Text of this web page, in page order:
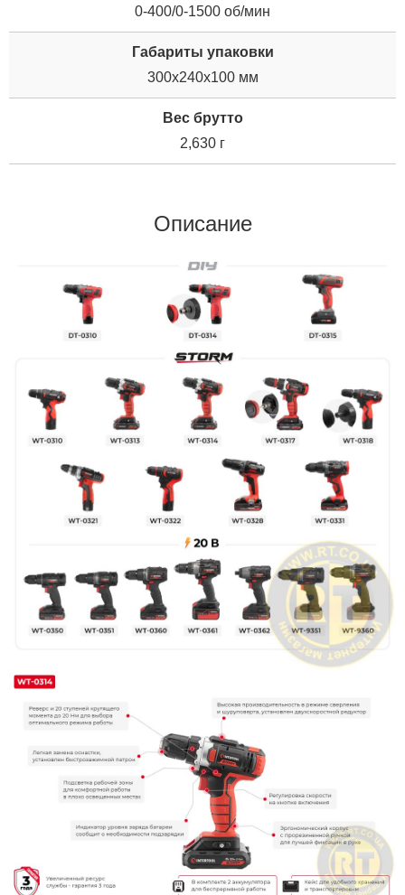
0-400/0-1500 об/мин
Габариты упаковки
300x240x100 мм
Вес брутто
2,630 г
Описание